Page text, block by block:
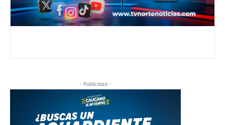
- Publicidad -